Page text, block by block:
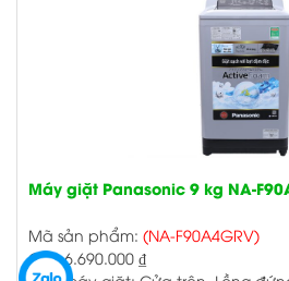
Máy giặt Panasonic 9 kg NA-
Mã sản phẩm: (NA-F90A4GRV)
Giá:6.690.000 ₫